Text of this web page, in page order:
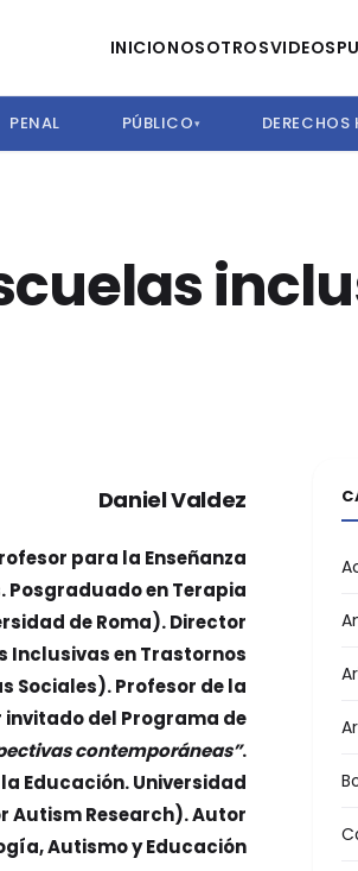
INICIONOSOTROSVIDEOS
PENAL PÚBLICO▾
Daniel Valdez
para la Enseñanza
Posgraduado en Terapia
de Roma). Director
Inclusivas en Trastornos
Sociales). Profesor de la
invitado del Programa de
contemporáneas”.
Educación. Universidad
Autism Research). Autor
Autismo y Educación